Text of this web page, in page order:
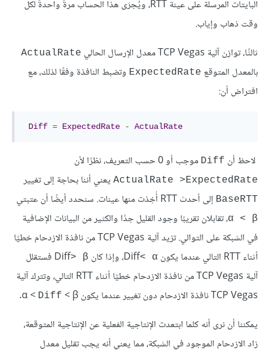
البايتات المرسلة على عينة RTT، ويُجرَى هذا الحساب مرةً واحدةً لكل
وقت ذهاب وإياب.
ثالثًا، توازن آلية TCP Vegas معدل الإرسال الحالي
ActualRate
بالمعدل المتوقع ExpectedRate وتضبط النافذة وفقًا لذلك، مع
افتراض أن:
Diff = ExpectedRate - ActualRate
لاحظ أن Diff موجب أو 0 حسب التعريف، نظرًا لأن
ActualRate >ExpectedRate يعني أننا بحاجة إلى تغيير
BaseRTT إلى أحدث RTT أُخِذت منها عينات. سنحدد أيضًا أن عتبتي
α < β، تقابلان تقريبًا وجود القليل جدًا والكثير من البيانات الإضافية
في الشبكة على التوالي. تزيد آلية TCP Vegas من نافذة الازدحام خطيًا
أثناء RTT التالي عندما يكون Diff
< α ، وإذا كان Diff > β
فستقلل
آلية TCP Vegas من نافذة الازدحام خطيًا أثناء RTT التالي، وتترك آلية
TCP Vegas نافذة الازدحام دون تغيير عندما يكون α <
Diff < β.
يمكننا أن نرى أنه كلما ابتعدت الإنتاجية الفعلية عن الإنتاجية المتوقعة،
زاد الازدحام الموجود في الشبكة، مما يعني أنه يجب تقليل معدل